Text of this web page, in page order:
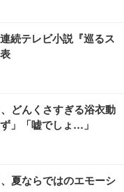
続テレビ小説『巡るス
どんくさすぎる浴衣動
」「嘘でしょ…」
夏ならではのエモーシ